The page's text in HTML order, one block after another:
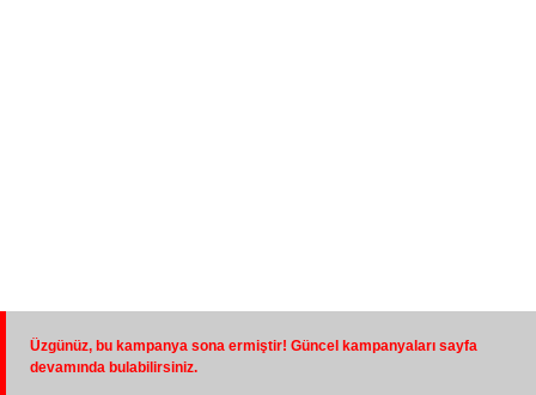
Üzgünüz, bu kampanya sona ermiştir! Güncel kampanyaları sayfa
devamında bulabilirsiniz.